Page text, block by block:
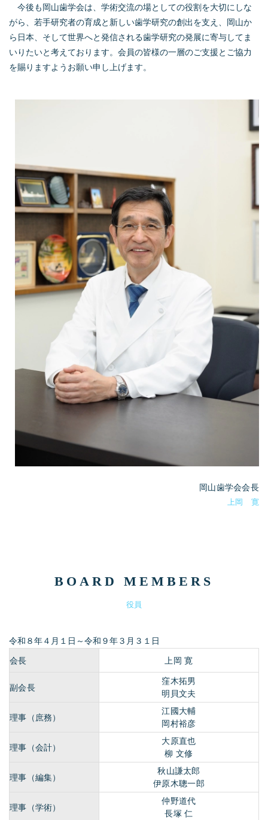
今後も岡山歯学会は、学術交流の場としての役割を大切にしな
がら、若手研究者の育成と新しい歯学研究の創出を支え、岡山か
ら日本、そして世界へと発信される歯学研究の発展に寄与してま
いりたいと考えております。会員の皆様の一層のご支援とご協力
を賜りますようお願い申し上げます。
岡山歯学会会長
上岡 寛
BOARD MEMBERS
役員
令和８年４月１日～令和９年３月３１日
会長
上岡 寛
副会長
窪木拓男
明貝文夫
理事（庶務）
江國大輔
岡村裕彦
理事（会計）
大原直也
柳 文修
理事（編集）
秋山謙太郎
伊原木聰一郎
理事（学術）
仲野道代
長塚 仁